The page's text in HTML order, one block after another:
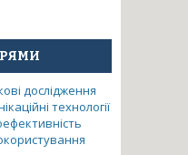
дослідження
технології